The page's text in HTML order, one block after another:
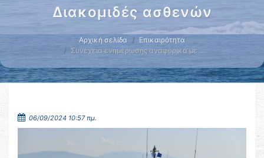
Διακομιδές ασθενών
Αρχική σελίδα
Επικαιρότητα
Συνέχεια ενημέρωσης αναφορικά με …
06/09/2024 10:57 πμ.